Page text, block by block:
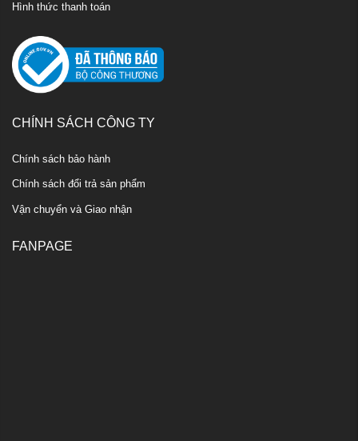
Hình thức thanh toán
CHÍNH SÁCH CÔNG TY
Chính sách bảo hành
Chính sách đổi trả sản phẩm
Vận chuyển và Giao nhận
FANPAGE